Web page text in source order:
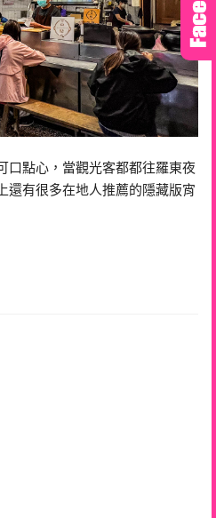
口點心，當觀光客都都往羅東夜
還有很多在地人推薦的隱藏版宵